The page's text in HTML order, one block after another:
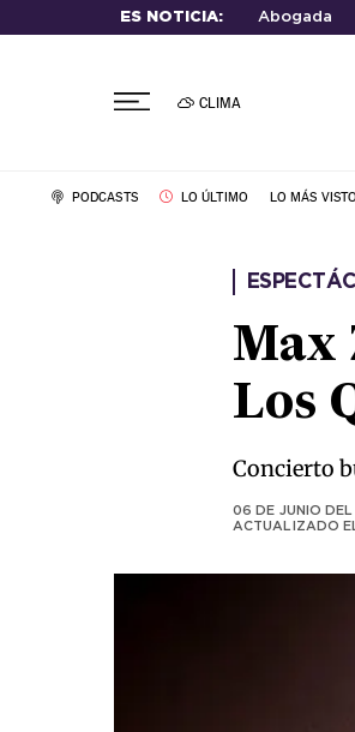
ES NOTICIA: Abogada
CLIMA
PODCASTS LO ÚLTIMO LO MÁS VISTO
Max
Los
Concierto
06 DE JUNIO DEL
ACTUALIZADO